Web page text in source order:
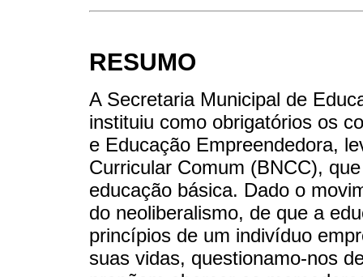
RESUMO
A Secretaria Municipal de
instituiu como obrigatórios os
e Educação Empreendedora,
Curricular Comum (BNCC),
educação básica. Dado o
do neoliberalismo, de que a
princípios de um indivíduo
suas vidas, questionamo-nos